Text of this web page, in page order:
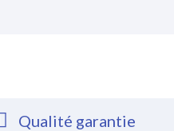
Qualité garantie